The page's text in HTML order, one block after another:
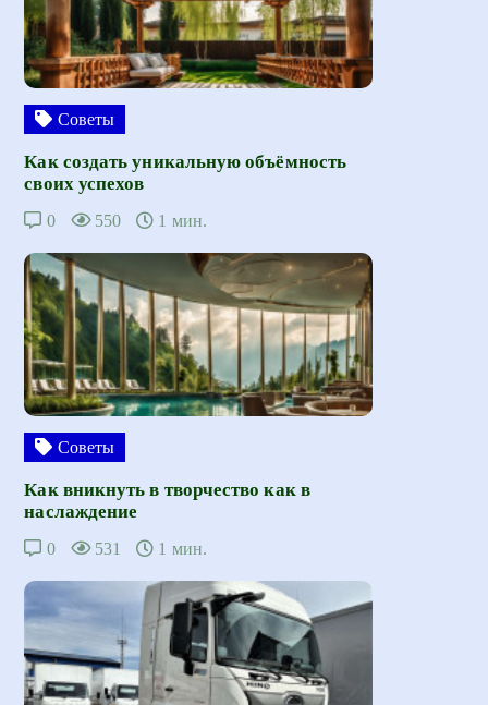
Советы
Как создать уникальную объёмность
своих успехов
0 550 1 мин.
Советы
Как вникнуть в творчество как в
наслаждение
0 531 1 мин.